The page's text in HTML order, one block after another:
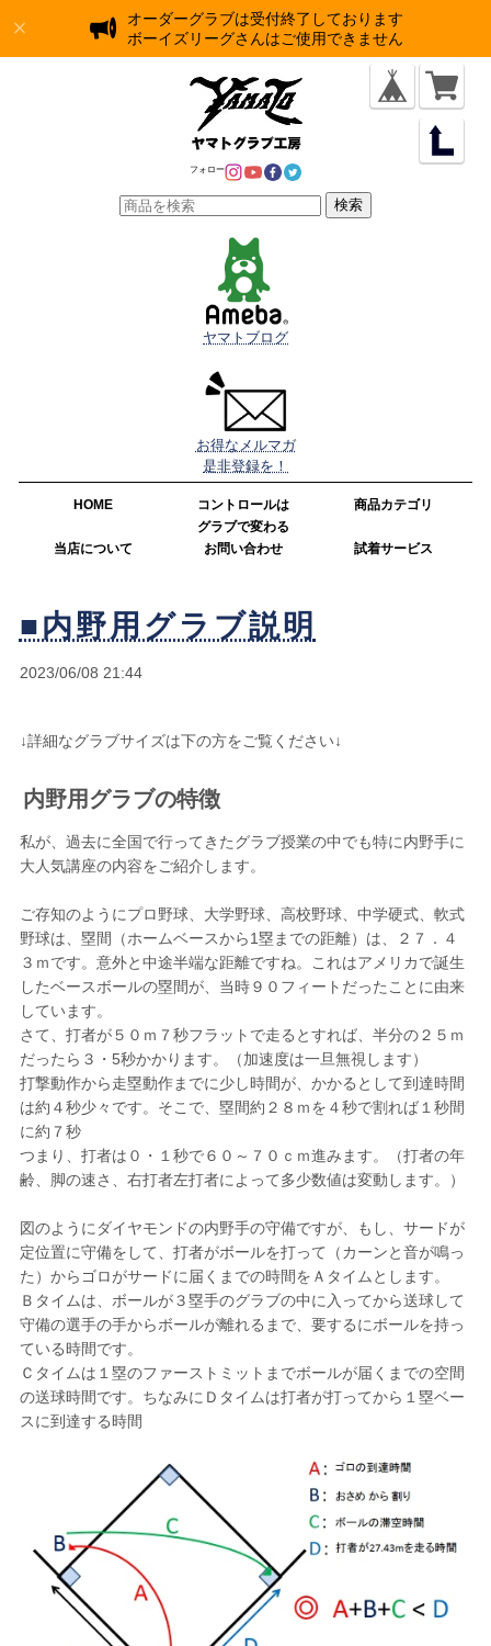
オーダーグラブは受付終了しております
ボーイズリーグさんはご使用できません
フォロー
検索
ヤマトブログ
お得なメルマガ
是非登録を！
HOME
コントロールは
グラブで変わる
商品カテゴリ
当店について お問い合わせ 試着サービス
■内野用グラブ説明
2023/06/08 21:44
↓詳細なグラブサイズは下の方をご覧ください↓
内野用グラブの特徴
私が、過去に全国で行ってきたグラブ授業の中でも特に内野手に
大人気講座の内容をご紹介します。
ご存知のようにプロ野球、大学野球、高校野球、中学硬式、軟式
野球は、塁間（ホームベースから1塁までの距離）は、２７．４
３ｍです。意外と中途半端な距離ですね。これはアメリカで誕生
したベースボールの塁間が、当時９０フィートだったことに由来
しています。
さて、打者が５０ｍ７秒フラットで走るとすれば、半分の２５ｍ
だったら３・5秒かかります。（加速度は一旦無視します）
打撃動作から走塁動作までに少し時間が、かかるとして到達時間
は約４秒少々です。そこで、塁間約２８ｍを４秒で割れば１秒間
に約７秒
つまり、打者は０・１秒で６０～７０ｃｍ進みます。（打者の年
齢、脚の速さ、右打者左打者によって多少数値は変動します。）
図のようにダイヤモンドの内野手の守備ですが、もし、サードが
定位置に守備をして、打者がボールを打って（カーンと音が鳴っ
た）からゴロがサードに届くまでの時間をＡタイムとします。
Ｂタイムは、ボールが３塁手のグラブの中に入ってから送球して
守備の選手の手からボールが離れるまで、要するにボールを持っ
ている時間です。
Ｃタイムは１塁のファーストミットまでボールが届くまでの空間
の送球時間です。ちなみにＤタイムは打者が打ってから１塁ベー
スに到達する時間